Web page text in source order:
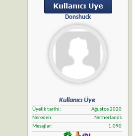
Donshuck
Kullanıcı Üye
Üyelik tarihi
Ağustos 2020
Nereden
Netherlands
Mesajlar
1.090